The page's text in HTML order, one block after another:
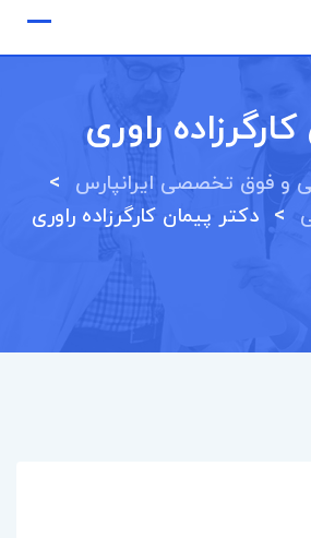
راوری
و فوق تخصصی ایرانپارس >
> دكتر پيمان كارگرزاده راوری